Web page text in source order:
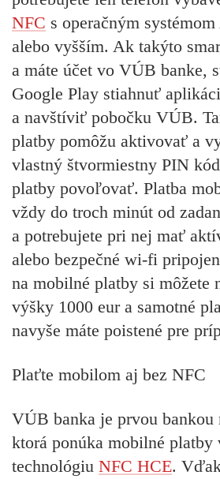
NFC s operačným
alebo vyšším. Ak takýto
a máte účet vo VÚB banke,
Google Play stiahnuť
a navštíviť pobočku VÚB.
platby pomôžu aktivovať a
vlastný štvormiestny PIN
platby povoľovať. Platba
vždy do troch minút od
a potrebujete pri nej mať
alebo bezpečné wi-fi
na mobilné platby si môžete
výšky 1000 eur a samotné
navyše máte poistené pre
Plaťte mobilom aj bez NFC
VÚB banka je prvou bankou
ktorá ponúka mobilné platby
technológiu NFC HCE.